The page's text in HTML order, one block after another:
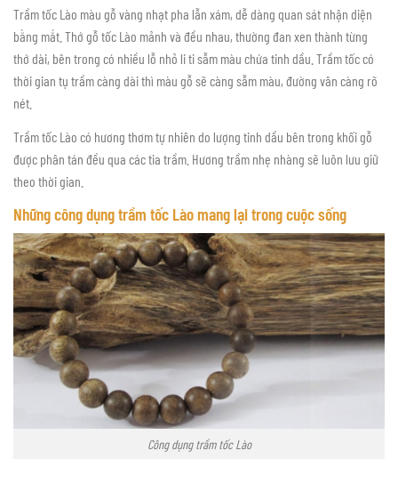
Trầm tốc Lào màu gỗ vàng nhạt pha lẫn xám, dễ dàng quan sát nhận diện
bằng mắt. Thớ gỗ tốc Lào mảnh và đều nhau, thường đan xen thành từng
thớ dài, bên trong có nhiều lỗ nhỏ li ti sẫm màu chứa tinh dầu. Trầm tốc có
thời gian tụ trầm càng dài thì màu gỗ sẽ càng sẫm màu, đường vân càng rõ
nét.
Trầm tốc Lào có hương thơm tự nhiên do lượng tinh dầu bên trong khối gỗ
được phân tán đều qua các tia trầm. Hương trầm nhẹ nhàng sẽ luôn lưu giữ
theo thời gian.
Những công dụng trầm tốc Lào mang lại trong cuộc sống
Công dụng trầm tốc Lào